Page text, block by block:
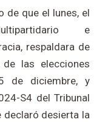
de que el lunes, el
e
respaldara de
las elecciones
de diciembre, y
S4 del Tribunal
declaró desierta la